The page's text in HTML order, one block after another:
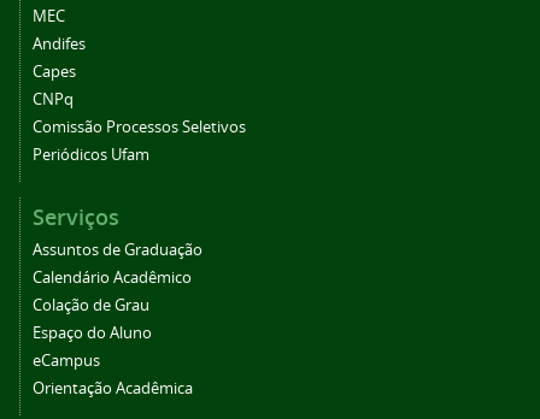
MEC
Andifes
Capes
CNPq
Comissão Processos Seletivos
Periódicos Ufam
Serviços
Assuntos de Graduação
Calendário Acadêmico
Colação de Grau
Espaço do Aluno
eCampus
Orientação Acadêmica